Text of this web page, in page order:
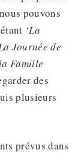
pouvons
‘La
Journée de
Famille
des
plusieurs
prévus dans